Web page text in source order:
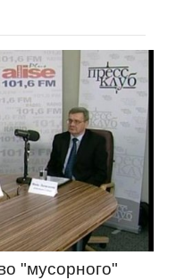
"мусорного"